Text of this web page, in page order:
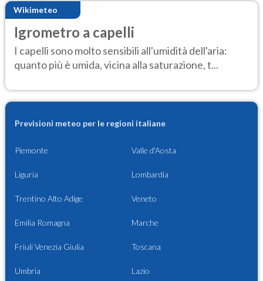
Wikimeteo
Igrometro a capelli
I capelli sono molto sensibili all'umidità dell'aria:
quanto più è umida, vicina alla saturazione, t...
Previsioni meteo per le regioni italiane
Piemonte Valle d'Aosta
Liguria Lombardia
Trentino Alto Adige Veneto
Emilia Romagna Marche
Friuli Venezia Giulia Toscana
Umbria Lazio